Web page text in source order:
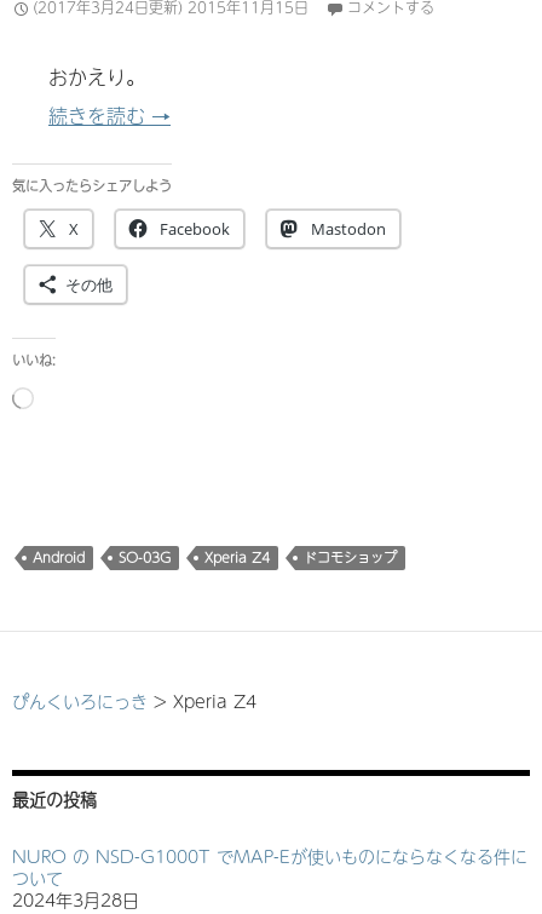
(2017年3月24日更新) 2015年11月15日 コメントする
おかえり。
続きを読む Xperia Z4 が修理から帰ってきた
→
気に入ったらシェアしよう
X Facebook Mastodon
その他
いいね:
読
Android SO-03G Xperia Z4 ドコモショップ
ぴんくいろにっき > Xperia Z4
最近の投稿
NURO の NSD-G1000T でMAP-Eが使いものにならなくなる件に
ついて
2024年3月28日